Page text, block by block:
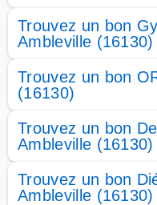
Trouvez un bon
Ambleville (16130)
Trouvez un bon
(16130)
Trouvez un bon
Ambleville (16130)
Trouvez un bon
Ambleville (16130)